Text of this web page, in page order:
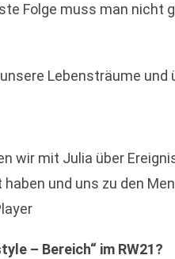
Folge muss man nicht
Lebensträume und
wir mit Julia über
und uns zu den
– Bereich“ im RW21?